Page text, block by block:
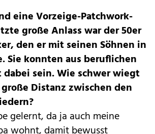
eine Vorzeige-Patchwork-
große Anlass war der 50er
den er mit seinen Söhnen in
Sie konnten aus beruflichen
sein. Wie schwer wiegt
Distanz zwischen den
gelernt, da ja auch meine